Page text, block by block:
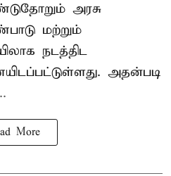
அரசு
மற்றும்
நடத்திட
அதன்படி
More